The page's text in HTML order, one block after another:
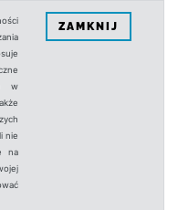
w
nie
na
ZAMKNIJ